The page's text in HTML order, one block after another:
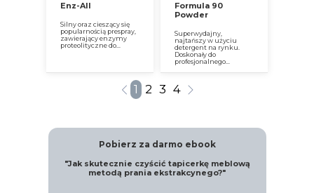
Enz-All
Silny oraz cieszący się
popularnością prespray,
zawierający enzymy
proteolityczne do...
Formula 90
Powder
Superwydajny,
najtańszy w użyciu
detergent na rynku.
Doskonały do
profesjonalnego...
1 2 3 4
Pobierz za darmo ebook
"Jak skutecznie czyścić tapicerkę meblową
metodą prania ekstrakcynego?"